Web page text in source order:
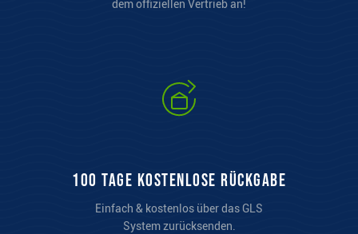
dem offiziellen Vertrieb an!
100 Tage kostenlose Rückgabe
Einfach & kostenlos über das GLS
System zurücksenden.